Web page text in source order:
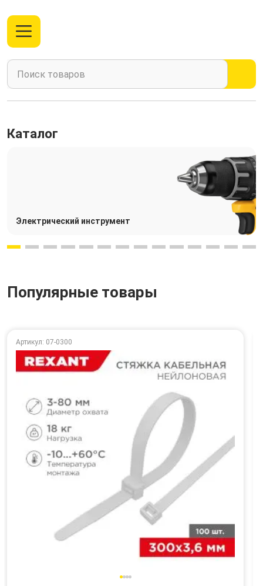
Каталог
Электрический инструмент
Популярные товары
Артикул: 07-0300